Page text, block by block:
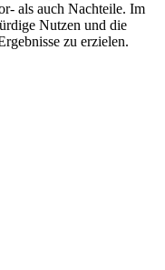
als auch Nachteile. Im
Nutzen und die
zu erzielen.